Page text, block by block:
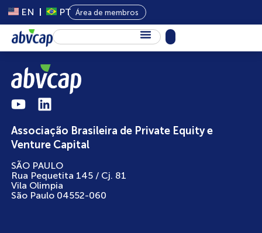
EN PT Área de membros
Sobre Nós
Capital Privado
Programas
Conteúdo
Eventos
Notícias
Associação Brasileira de Private Equity e
Venture Capital
SÃO PAULO
Rua Pequetita 145 / Cj. 81
Vila Olimpia
São Paulo 04552-060